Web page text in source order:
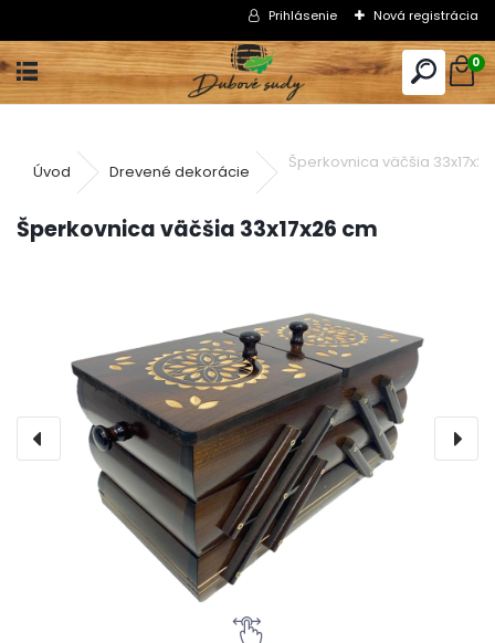
Prihlásenie Nová registrácia
0
Úvod Drevené dekorácie
Šperkovnica väčšia
Šperkovnica väčšia 33x17x26 cm